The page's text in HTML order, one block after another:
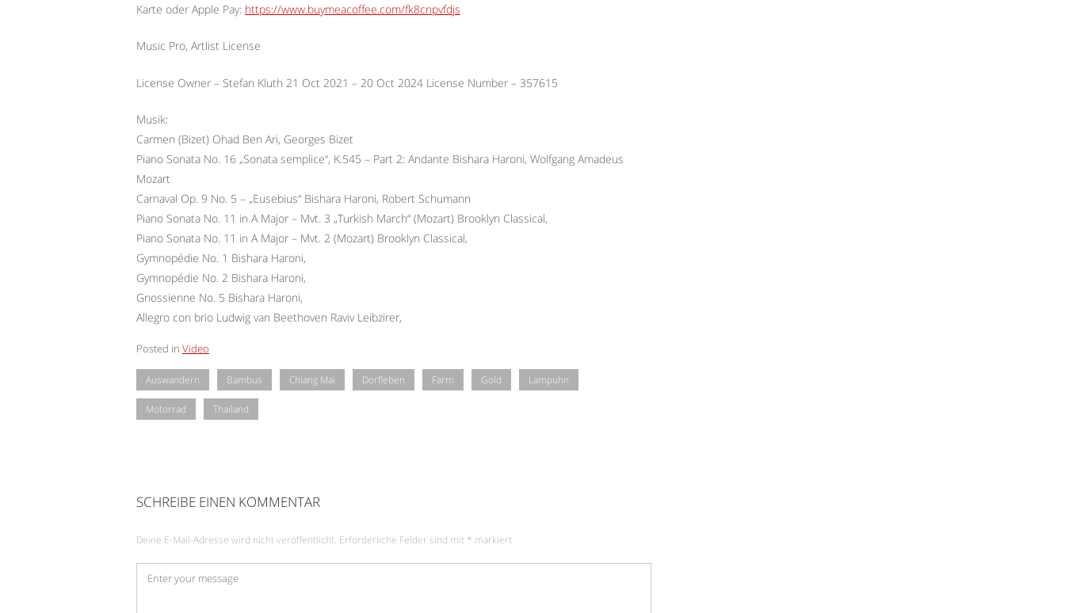
Karte oder Apple Pay: https://www.buymeacoffee.com/fk8cnpvfdjs
Music Pro, Artlist License
License Owner – Stefan Kluth 21 Oct 2021 – 20 Oct 2024 License Number – 357615
Musik:
Carmen (Bizet) Ohad Ben Ari, Georges Bizet
Piano Sonata No. 16 „Sonata semplice“, K.545 – Part 2: Andante Bishara Haroni, Wolfgang Amadeus
Mozart
Carnaval Op. 9 No. 5 – „Eusebius“ Bishara Haroni, Robert Schumann
Piano Sonata No. 11 in A Major – Mvt. 3 „Turkish March“ (Mozart) Brooklyn Classical,
Piano Sonata No. 11 in A Major – Mvt. 2 (Mozart) Brooklyn Classical,
Gymnopédie No. 1 Bishara Haroni,
Gymnopédie No. 2 Bishara Haroni,
Gnossienne No. 5 Bishara Haroni,
Allegro con brio Ludwig van Beethoven Raviv Leibzirer,
Posted in Video
Auswandern Bambus Chiang Mai Dorfleben Farm Gold Lampuhn
Motorrad Thailand
SCHREIBE EINEN KOMMENTAR
Deine E-Mail-Adresse wird nicht veröffentlicht. Erforderliche Felder sind mit * markiert
Kommentar